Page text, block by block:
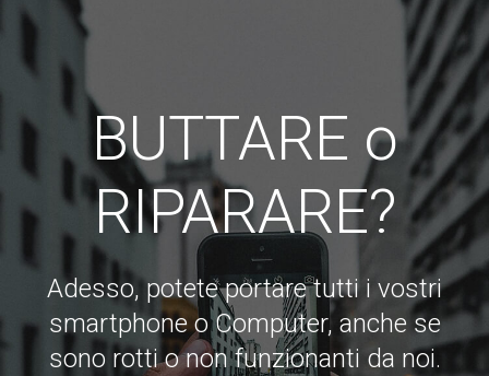
BUTTARE o
RIPARARE?
Adesso, potete portare tutti i vostri
smartphone o Computer, anche se
sono rotti o non funzionanti da noi.